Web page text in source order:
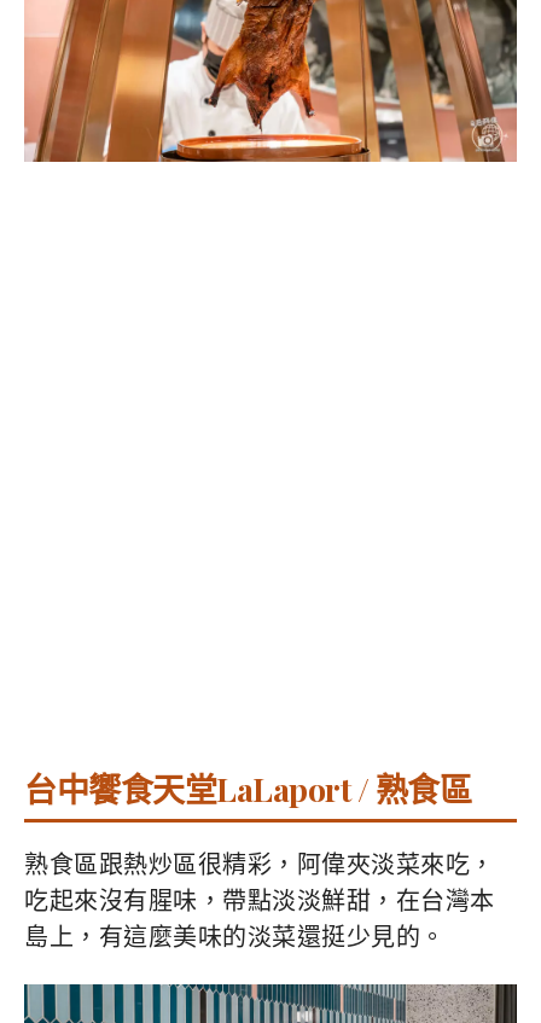
台中饗食天堂LaLaport / 熟食區
熟食區跟熱炒區很精彩，阿偉夾淡菜來吃，
吃起來沒有腥味，帶點淡淡鮮甜，在台灣本
島上，有這麼美味的淡菜還挺少見的。